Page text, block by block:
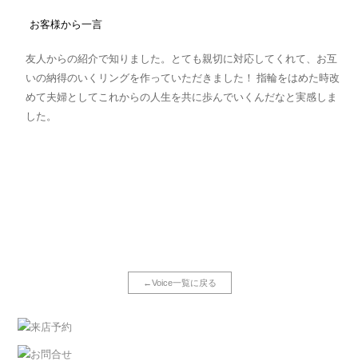
お客様から一言
友人からの紹介で知りました。とても親切に対応してくれて、お互
いの納得のいくリングを作っていただきました！ 指輪をはめた時改
めて夫婦としてこれからの人生を共に歩んでいくんだなと実感しま
した。
←Voice一覧に戻る